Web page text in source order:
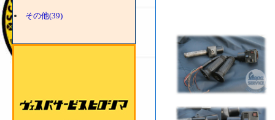
その他(39)